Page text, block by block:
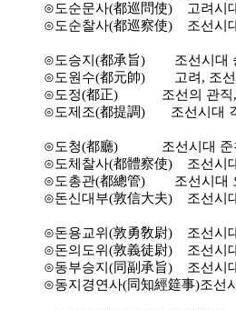
⊙도순문사(都巡問使) 고려시
⊙도순찰사(都巡察使) 조선시
⊙도승지(都承旨) 조선시대 승
⊙도원수(都元帥) 고려, 조선
⊙도정(都正) 조선의 관직, 종
⊙도제조(都提調) 조선시대
⊙도청(都廳) 조선시대 준천
⊙도체찰사(都體察使) 조선시
⊙도총관(都總管) 조선시대 오
⊙돈신대부(敦信大夫) 조선시
⊙돈용교위(敦勇敎尉) 조선시
⊙돈의도위(敦義徒尉) 조선시
⊙동부승지(同副承旨) 조선시
⊙동지경연사(同知經筵事)조선